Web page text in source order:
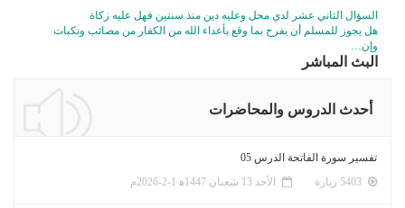
السؤال الثاني عشر لدي محل وعليه دين منذ سنتين فهل عليه زكاة
هل يجوز للمسلم أن يفرح بما وقع بأعداء الله من الكفار من مصائب ونكبات
وإن…
البث المباشر
أحدث الدروس والمحاضرات
تفسير سورة الفاتحة الدرس 05
الأحد 13 شعبان 1447ﻫ 1-2-2026م